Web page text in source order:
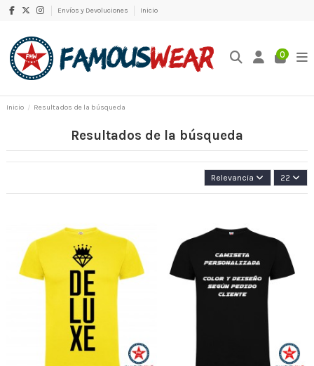
Envíos y Devoluciones Inicio
0
Inicio Resultados de la búsqueda
Resultados de la búsqueda
Relevancia 22